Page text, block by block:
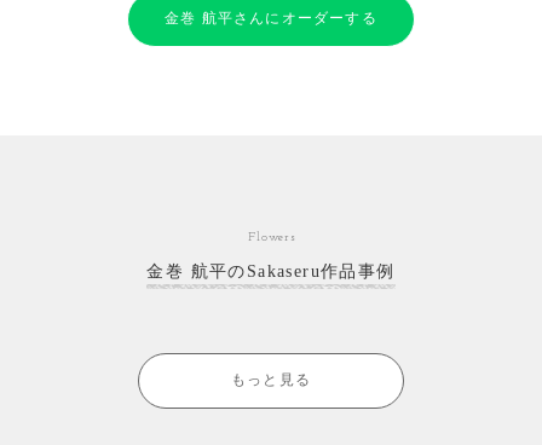
金巻 航平さんにオーダーする
Flowers
金巻 航平のSakaseru作品事例
もっと見る